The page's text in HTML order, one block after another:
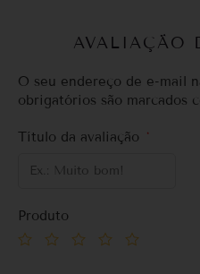
AVALIAÇÃO
O seu endereço de e-mail
obrigatórios são marcados
Título da avaliação *
Produto